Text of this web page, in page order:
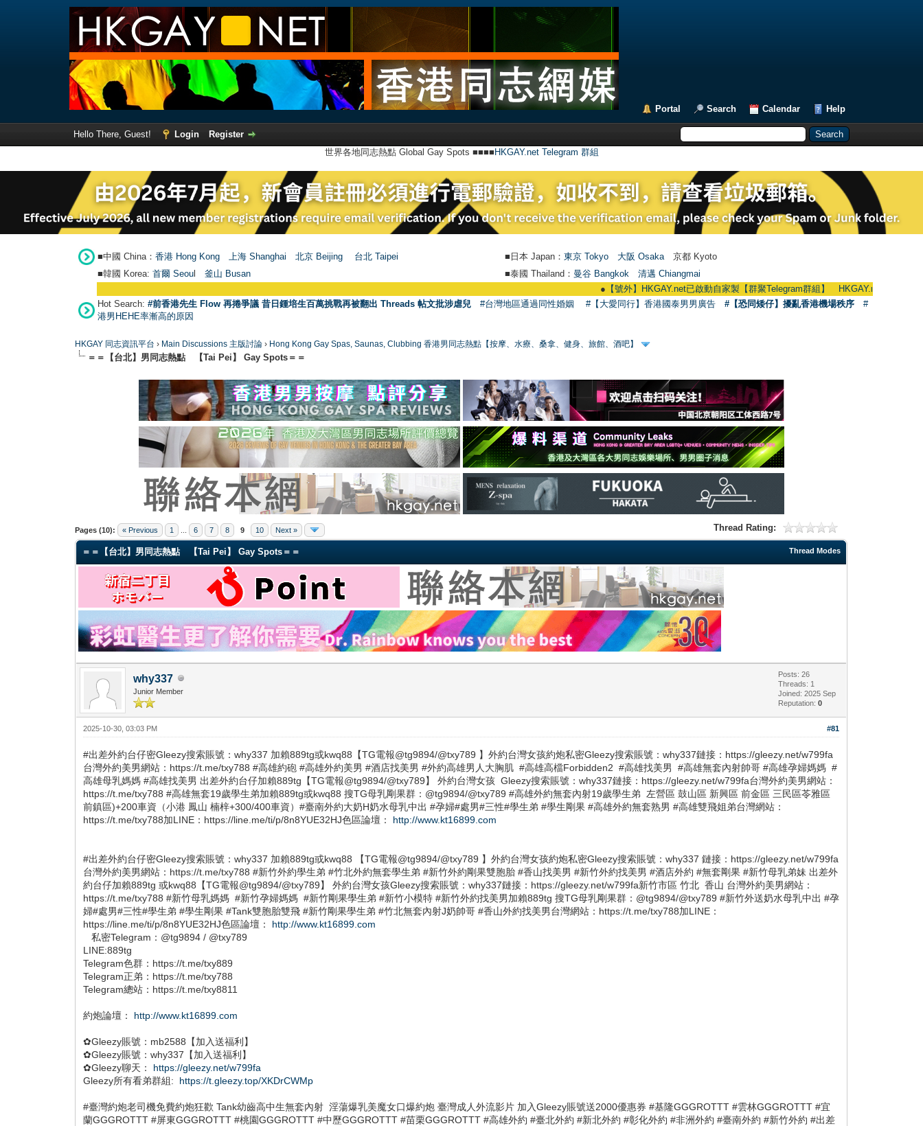
Portal Search Calendar Help
Hello There, Guest! Login
Register
世界各地同志熱點 Global Gay Spots ■■■■ HKGAY.net Telegram 群組
■中國 China： 香港 Hong Kong 上海 Shanghai 北京 Beijing 台北 Taipei ■日本 Japan： 東京 Tokyo 大阪 Osaka 京都 Kyoto
■韓國 Korea: 首爾 Seou 釜山 Busan ■泰國 Thailand： 曼谷 Bangkok
清邁 Chiangmai
【號外】HKGAY.net已啟動自家製【群聚Telegram群組】 HKGAY.net has already opened a
Hot Search: #前香港先生 Flow 再捲爭議 昔日鍾培生百萬挑戰再被翻出 Threads 帖文批涉虐兒 #台灣地區通過同性婚姻 #【大愛同行】香港國泰男男廣告 #【恐同矮仔】擾亂香港機場秩序
#
港男HEHE率漸高的原因
HKGAY 同志資訊平台 › Main Discussions 主版討論 › Hong Kong Gay Spas, Saunas, Clubbing 香港男同志熱點【按摩、水療、桑拿、健身、旅館、酒吧】
＝＝【台北】男同志熱點 【Tai Pei】 Gay Spots＝＝
Pages (10): « Previous 1 6 7 8 9 10 Next » Thread Rating:
0 Vote(s) - 0 Average
1
2
3
4
5
Thread Modes
＝＝【台北】男同志熱點 【Tai Pei】 Gay Spots＝＝
why337
Junior Member
Posts: 26
Threads: 1
Joined: 2025 Sep
Reputation:0
#81
2025-10-30, 03:03 PM
#出差外約台仔密Gleezy搜索賬號：why337 加賴889tg或kwq88【TG電報@tg9894/@txy789 】外約台灣女孩約炮私密Gleezy搜索賬號：why337鏈接：https://gleezy.net/w799fa
台灣外約美男網站：https://t.me/txy788 #高雄約砲 #高雄外約美男 #酒店找美男 #外約高雄男人大胸肌 #高雄高檔Forbidden2 #高雄找美男 #高雄無套內射帥哥 #高雄孕婦媽媽 #
高雄母乳媽媽 #高雄找美男 出差外約台仔加賴889tg【TG電報@tg9894/@txy789】 外約台灣女孩 Gleezy搜索賬號：why337鏈接：https://gleezy.net/w799fa台灣外約美男網站：
https://t.me/txy788 #高雄無套19歲學生弟加賴889tg或kwq88 搜TG母乳剛果群：@tg9894/@txy789 #高雄外約無套內射19歲學生弟 左營區 鼓山區 新興區 前金區 三民區苓雅區
前鎮區)+200車資（小港 鳳山 楠梓+300/400車資）#臺南外約大奶H奶水母乳中出 #孕婦#處男#三性#學生弟 #學生剛果 #高雄外約無套熟男 #高雄雙飛姐弟台灣網站：
https://t.me/txy788加LINE：https://line.me/ti/p/8n8YUE32HJ色區論壇： http://www.kt16899.com
#出差外約台仔密Gleezy搜索賬號：why337 加賴889tg或kwq88 【TG電報@tg9894/@txy789 】外約台灣女孩約炮私密Gleezy搜索賬號：why337 鏈接：https://gleezy.net/w799fa
台灣外約美男網站：https://t.me/txy788 #新竹外約學生弟 #竹北外約無套學生弟 #新竹外約剛果雙胞胎 #香山找美男 #新竹外約找美男 #酒店外約 #無套剛果 #新竹母乳弟妹 出差外
約台仔加賴889tg 或kwq88【TG電報@tg9894/@txy789】 外約台灣女孩Gleezy搜索賬號：why337鏈接：https://gleezy.net/w799fa新竹市區 竹北 香山 台灣外約美男網站：
https://t.me/txy788 #新竹母乳媽媽 #新竹孕婦媽媽 #新竹剛果學生弟 #新竹小模特 #新竹外約找美男加賴889tg 搜TG母乳剛果群：@tg9894/@txy789 #新竹外送奶水母乳中出 #孕
婦#處男#三性#學生弟 #學生剛果 #Tank雙胞胎雙飛 #新竹剛果學生弟 #竹北無套內射J奶帥哥 #香山外約找美男台灣網站：https://t.me/txy788加LINE：
https://line.me/ti/p/8n8YUE32HJ色區論壇： http://www.kt16899.com
私密Telegram：@tg9894 / @txy789
LINE:889tg
Telegram色群：https://t.me/txy889
Telegram正弟：https://t.me/txy788
Telegram總站：https://t.me/txy8811
約炮論壇： http://www.kt16899.com
✿Gleezy賬號：mb2588【加入送福利】
✿Gleezy賬號：why337【加入送福利】
✿Gleezy聊天： https://gleezy.net/w799fa
Gleezy所有看弟群組: https://t.gleezy.top/XKDrCWMp
#臺灣約炮老司機免費約炮狂歡 Tank幼齒高中生無套內射 淫蕩爆乳美魔女口爆約炮 臺灣成人外流影片 加入Gleezy賬號送2000優惠券 #基隆GGGROTTT #雲林GGGROTTT #宜
蘭GGGROTTT #屏東GGGROTTT #桃園GGGROTTT #中歷GGGROTTT #苗栗GGGROTTT #高雄外約 #臺北外約 #新北外約 #彰化外約 #非洲外約 #臺南外約 #新竹外約 #出差